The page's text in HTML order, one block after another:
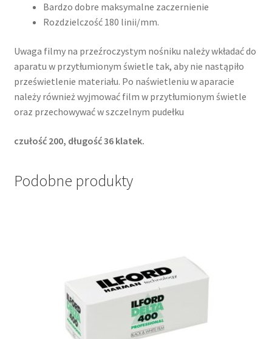
Bardzo dobre maksymalne zaczernienie
Rozdzielczość 180 linii/mm.
Uwaga filmy na przeźroczystym nośniku należy wkładać do
aparatu w przytłumionym świetle tak, aby nie nastąpiło
prześwietlenie materiału. Po naświetleniu w aparacie
należy również wyjmować film w przytłumionym świetle
oraz przechowywać w szczelnym pudełku
czułość 200, długość 36 klatek.
Podobne produkty